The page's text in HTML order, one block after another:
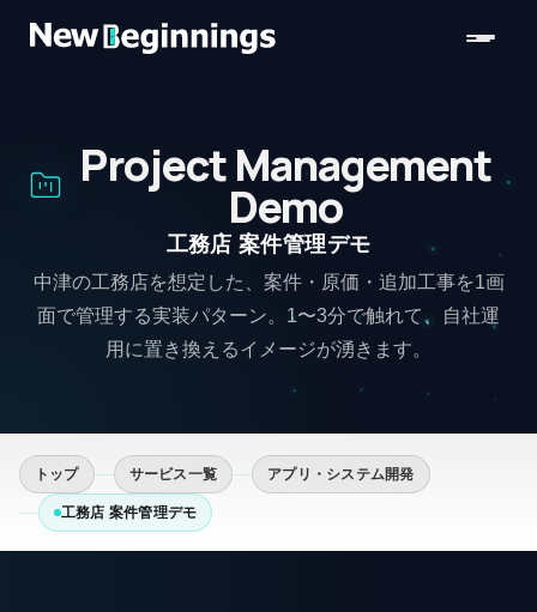
Project Management
Demo
工務店 案件管理デモ
中津の工務店を想定した、案件・原価・追加工事を1画
面で管理する実装パターン。1〜3分で触れて、自社運
用に置き換えるイメージが湧きます。
トップ サービス一覧 アプリ・システム開発
工務店 案件管理デモ